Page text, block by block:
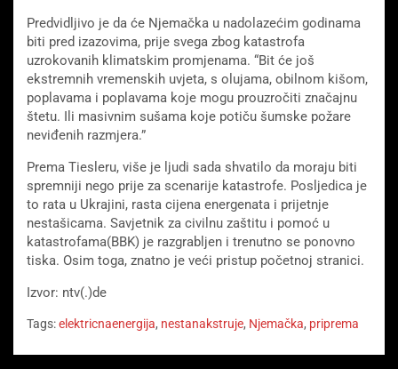
Predvidljivo je da će Njemačka u nadolazećim godinama
biti pred izazovima, prije svega zbog katastrofa
uzrokovanih klimatskim promjenama. “Bit će još
ekstremnih vremenskih uvjeta, s olujama, obilnom kišom,
poplavama i poplavama koje mogu prouzročiti značajnu
štetu. Ili masivnim sušama koje potiču šumske požare
neviđenih razmjera.”
Prema Tiesleru, više je ljudi sada shvatilo da moraju biti
spremniji nego prije za scenarije katastrofe. Posljedica je
to rata u Ukrajini, rasta cijena energenata i prijetnje
nestašicama. Savjetnik za civilnu zaštitu i pomoć u
katastrofama(BBK) je razgrabljen i trenutno se ponovno
tiska. Osim toga, znatno je veći pristup početnoj stranici.
Izvor: ntv(.)de
Tags:elektricnaenergija, nestanakstruje, Njemačka, priprema